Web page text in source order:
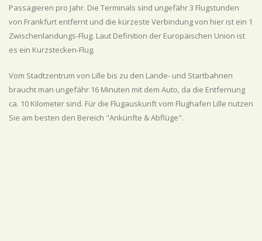
Passagieren pro Jahr. Die Terminals sind ungefähr 3 Flugstunden
von Frankfurt entfernt und die kürzeste Verbindung von hier ist ein 1
Zwischenlandungs-Flug. Laut Definition der Europäischen Union ist
es ein Kurzstecken-Flug.
Vom Stadtzentrum von Lille bis zu den Lande- und Startbahnen
braucht man ungefähr 16 Minuten mit dem Auto, da die Entfernung
ca. 10 Kilometer sind. Für die Flugauskunft vom Flughafen Lille nutzen
Sie am besten den Bereich "Ankünfte & Abflüge".